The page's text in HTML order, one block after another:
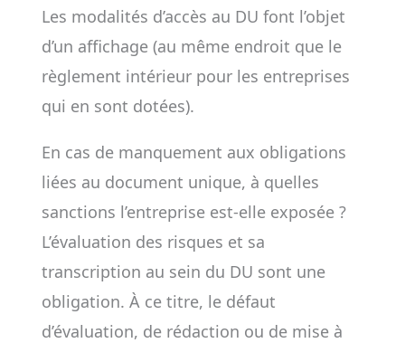
Les modalités d’accès au DU font l’objet
d’un affichage (au même endroit que le
règlement intérieur pour les entreprises
qui en sont dotées).
En cas de manquement aux obligations
liées au document unique, à quelles
sanctions l’entreprise est-elle exposée ?
L’évaluation des risques et sa
transcription au sein du DU sont une
obligation. À ce titre, le défaut
d’évaluation, de rédaction ou de mise à